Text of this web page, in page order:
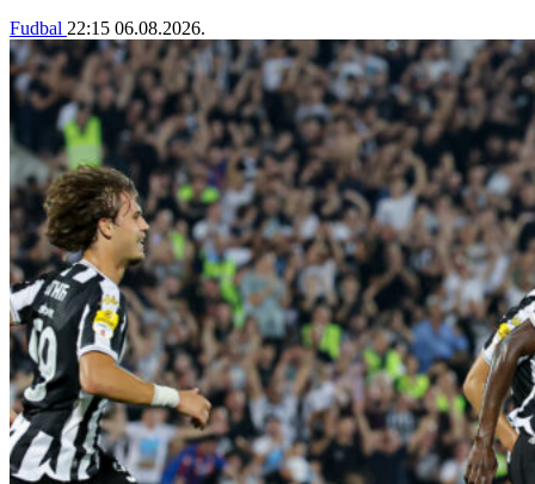
Fudbal 22:15 06.08.2026.